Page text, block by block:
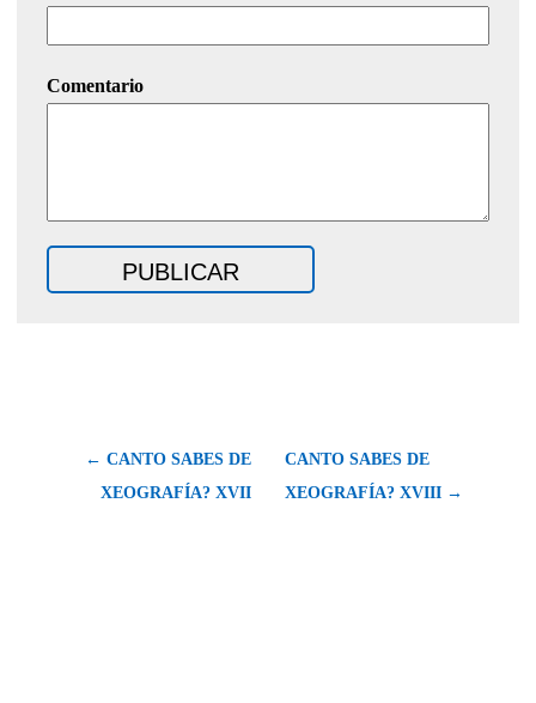
Comentario
← CANTO SABES DE
XEOGRAFÍA? XVII
CANTO SABES DE
XEOGRAFÍA? XVIII →